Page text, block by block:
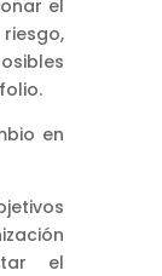
el
en
el